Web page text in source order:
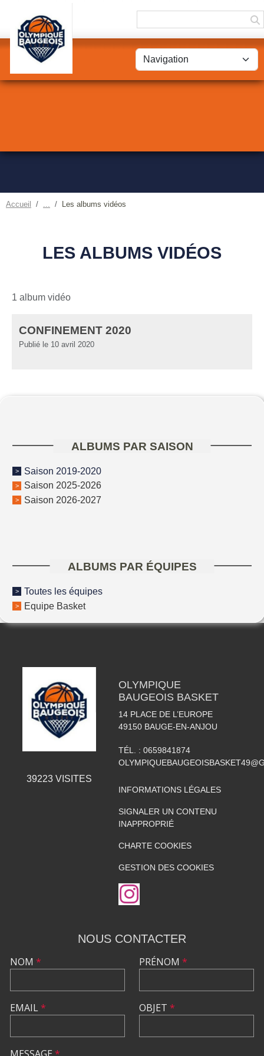
Accueil Les albums vidéos
LES ALBUMS VIDÉOS
1 album vidéo
CONFINEMENT 2020
Publié le 10 avril 2020
ALBUMS PAR SAISON
Saison 2019-2020
Saison 2025-2026
Saison 2026-2027
ALBUMS PAR ÉQUIPES
Toutes les équipes
Equipe Basket
39223VISITES
OLYMPIQUE
BAUGEOIS BASKET
14 PLACE DE L’EUROPE
49150 BAUGE-EN-ANJOU
TÉL. : 0659841874
INFORMATIONS LÉGALES
SIGNALER UN CONTENU
INAPPROPRIÉ
CHARTE COOKIES
GESTION DES COOKIES
NOUS CONTACTER
NOM *
EMAIL*
PRÉNOM *
OBJET *